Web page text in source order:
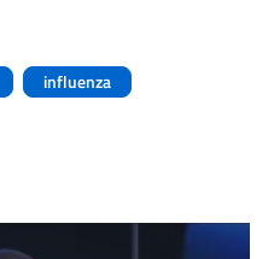
influenza